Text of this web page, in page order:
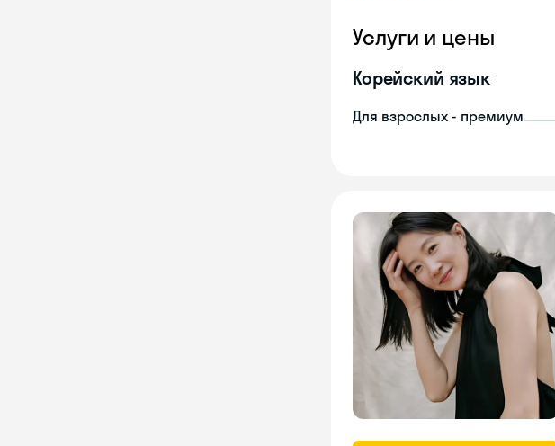
Услуги и цены
Корейский язык
Для взрослых - премиум